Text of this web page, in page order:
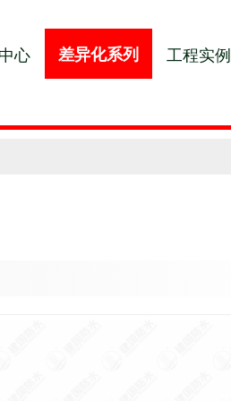
工程实例
差异化系列
心